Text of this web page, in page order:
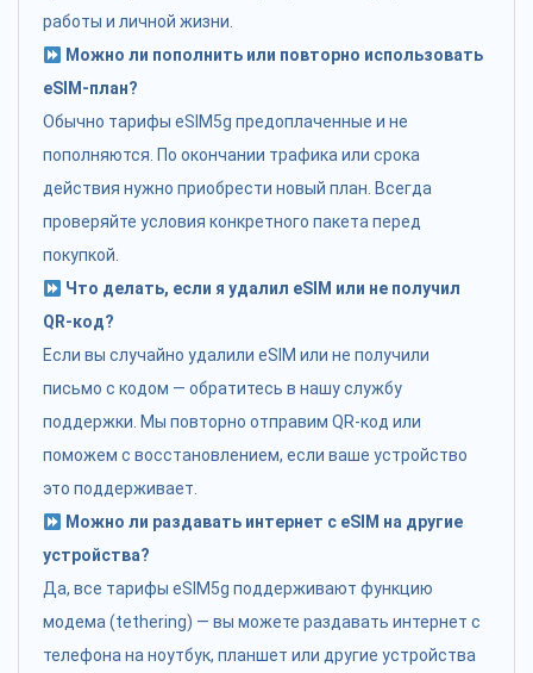
работы и личной жизни.
Можно ли пополнить или повторно использовать
eSIM-план?
Обычно тарифы eSIM5g предоплаченные и не
пополняются. По окончании трафика или срока
действия нужно приобрести новый план. Всегда
проверяйте условия конкретного пакета перед
покупкой.
Что делать, если я удалил eSIM или не получил
QR-код?
Если вы случайно удалили eSIM или не получили
письмо с кодом — обратитесь в нашу службу
поддержки. Мы повторно отправим QR-код или
поможем с восстановлением, если ваше устройство
это поддерживает.
Можно ли раздавать интернет с eSIM на другие
устройства?
Да, все тарифы eSIM5g поддерживают функцию
модема (tethering) — вы можете раздавать интернет с
телефона на ноутбук, планшет или другие устройства